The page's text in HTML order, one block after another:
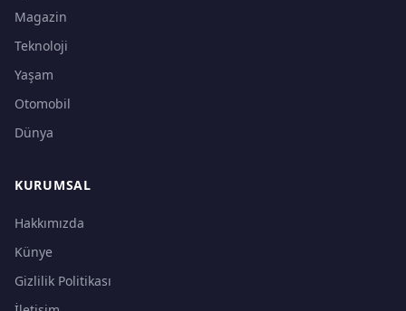
Magazin
Teknoloji
Yaşam
Otomobil
Dünya
KURUMSAL
Hakkımızda
Künye
Gizlilik Politikası